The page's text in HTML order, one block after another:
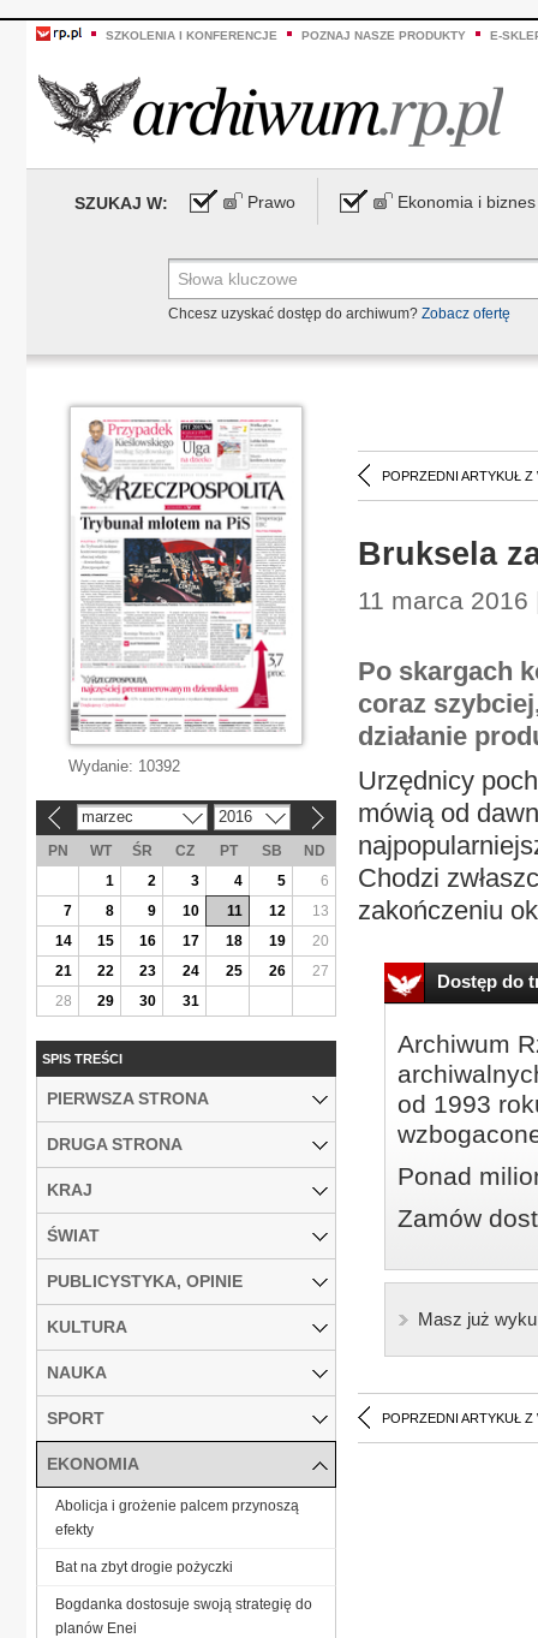
SZKOLENIA I KONFERENCJE POZNAJ NASZE PRODUKTY E-
SZUKAJ W: Prawo Ekonomia i biznes
Chcesz uzyskać dostęp do archiwum? Zobacz ofertę
POPRZEDNI ARTYKUŁ Z
Bruksela
11 marca 2016
Po skargach
coraz
działanie
Urzędnicy
mówią od
Chodzi
zakończeniu
Dostęp do
Archiwum
od 1993
Ponad
Zamów
Masz już
POPRZEDNI ARTYKUŁ Z
Wydanie: 10392
marzec 2016
PN WT ŚR CZ PT SB
ND
1
2 3 4 5
6
7
8 9 10 11 12
13
14
15 16 17 18 19
20
21
22 23 24 25 26
27
28
29 30 31
SPIS TREŚCI
PIERWSZA STRONA
DRUGA STRONA
KRAJ
ŚWIAT
PUBLICYSTYKA, OPINIE
KULTURA
NAUKA
SPORT
EKONOMIA
Abolicja i grożenie palcem przynoszą
efekty
Bat na zbyt drogie pożyczki
Bogdanka dostosuje swoją strategię do
planów Enei